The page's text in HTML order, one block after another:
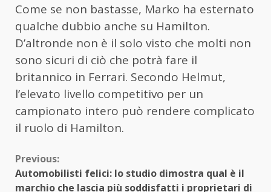
Come se non bastasse, Marko ha esternato
qualche dubbio anche su Hamilton.
D’altronde non è il solo visto che molti non
sono sicuri di ciò che potrà fare il
britannico in Ferrari. Secondo Helmut,
l’elevato livello competitivo per un
campionato intero può rendere complicato
il ruolo di Hamilton.
Continue
Reading
Previous:
Automobilisti felici: lo studio dimostra qual è il
marchio che lascia più soddisfatti i proprietari di